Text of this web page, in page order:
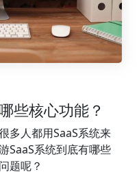
些核心功能？
多人都用SaaS系统来
SaaS系统到底有哪些
题呢？